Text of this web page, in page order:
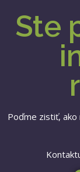
Ste
Poďme zistiť, ako